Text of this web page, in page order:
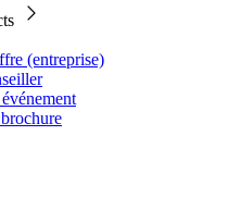
(entreprise)